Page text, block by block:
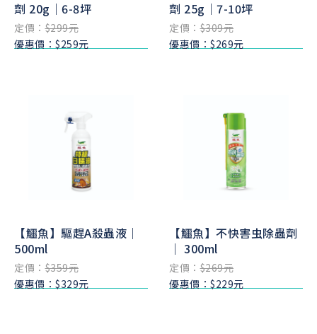
劑 20g｜6-8坪
定價：$299元
優惠價：$259元
劑 25g｜7-10坪
定價：$309元
優惠價：$269元
【鱷魚】驅趕A殺蟲液｜
500ml
定價：$359元
優惠價：$329元
【鱷魚】不快害虫除蟲劑
｜ 300ml
定價：$269元
優惠價：$229元